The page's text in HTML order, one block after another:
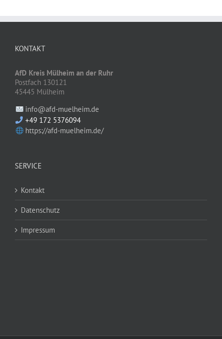
KONTAKT
AfD Kreis Mülheim an der Ruhr
Postfach 130121
45445 Mülheim
info@afd-muelheim.de
+49 172 5376094
https://afd-muelheim.de/
SERVICE
Kontakt
Datenschutz
Impressum